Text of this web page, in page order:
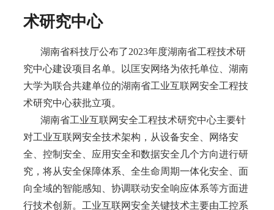
术研究中心
湖南省科技厅公布了2023年度湖南省工程技术研
究中心建设项目名单。以匡安网络为依托单位、湖南
大学为联合共建单位的湖南省工业互联网安全工程技
术研究中心获批立项。
湖南省工业互联网安全工程技术研究中心主要针
对工业互联网安全技术架构，从设备安全、网络安
全、控制安全、应用安全和数据安全几个方向进行研
究，将从安全保障体系、全生命周期一体化安全、面
向全域的智能感知、协调联动安全响应体系等方面进
行技术创新。工业互联网安全关键技术主要由工控系